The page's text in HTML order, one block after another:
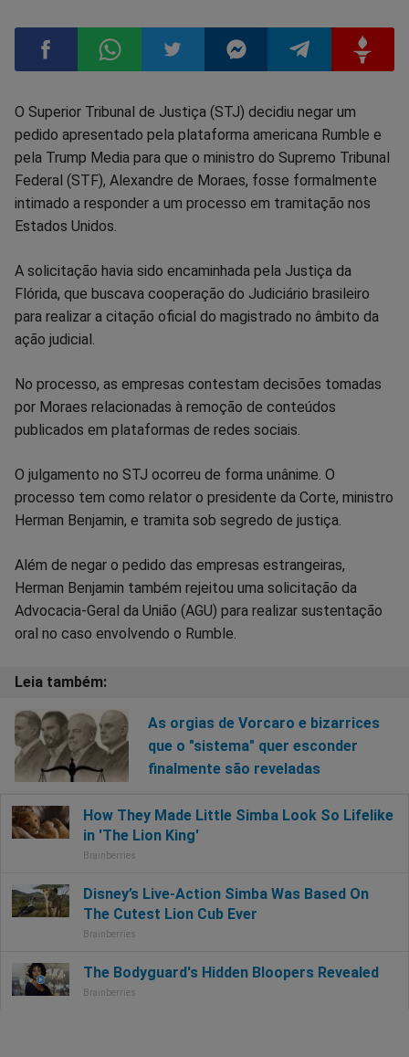
Compartilhar
no
Facebook
Compartilhar
no
Whatsapp
Compartilhar
no
Twitter
Compartilhar
no
Messenger
Compartilhar
no
Telegram
no
Gettr
O Superior Tribunal de Justiça (STJ) decidiu negar um
pedido apresentado pela plataforma americana Rumble e
pela Trump Media para que o ministro do Supremo Tribunal
Federal (STF), Alexandre de Moraes, fosse formalmente
intimado a responder a um processo em tramitação nos
Estados Unidos.
A solicitação havia sido encaminhada pela Justiça da
Flórida, que buscava cooperação do Judiciário brasileiro
para realizar a citação oficial do magistrado no âmbito da
ação judicial.
No processo, as empresas contestam decisões tomadas
por Moraes relacionadas à remoção de conteúdos
publicados em plataformas de redes sociais.
O julgamento no STJ ocorreu de forma unânime. O
processo tem como relator o presidente da Corte, ministro
Herman Benjamin, e tramita sob segredo de justiça.
Além de negar o pedido das empresas estrangeiras,
Herman Benjamin também rejeitou uma solicitação da
Advocacia-Geral da União (AGU) para realizar sustentação
oral no caso envolvendo o Rumble.
As orgias de Vorcaro e bizarrices
que o "sistema" quer esconder
finalmente são reveladas